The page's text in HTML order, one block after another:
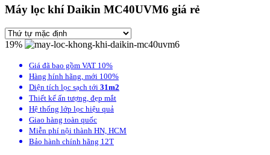
Máy lọc khí Daikin MC40UVM6 giá rẻ
19%
Giá đã bao gồm VAT 10%
Hàng hính hãng, mới 100%
Diện tích lọc sạch tới 31m2
Thiết kế ấn tượng, đẹp mắt
Hệ thống lớp lọc hiệu quả
Giao hàng toàn quốc
Miễn phí nội thành HN, HCM
Bảo hành chính hãng 12T